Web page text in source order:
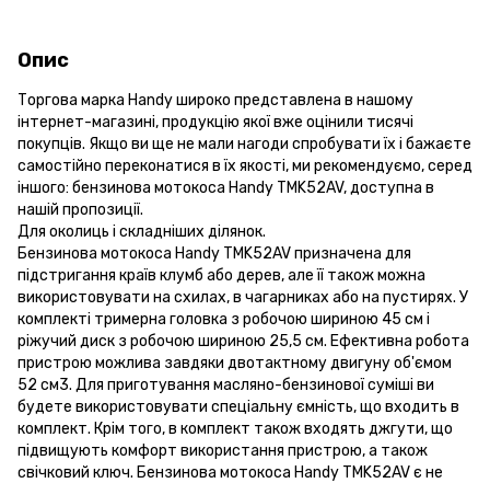
Опис
Торгова марка Handy широко представлена ​​в нашому
інтернет-магазині, продукцію якої вже оцінили тисячі
покупців. Якщо ви ще не мали нагоди спробувати їх і бажаєте
самостійно переконатися в їх якості, ми рекомендуємо, серед
іншого: бензинова мотокоса Handy TMK52AV, доступна в
нашій пропозиції.
Для околиць і складніших ділянок.
Бензинова мотокоса Handy TMK52AV призначена для
підстригання країв клумб або дерев, але її також можна
використовувати на схилах, в чагарниках або на пустирях. У
комплекті тримерна головка з робочою шириною 45 см і
ріжучий диск з робочою шириною 25,5 см. Ефективна робота
пристрою можлива завдяки двотактному двигуну об'ємом
52 см3. Для приготування масляно-бензинової суміші ви
будете використовувати спеціальну ємність, що входить в
комплект. Крім того, в комплект також входять джгути, що
підвищують комфорт використання пристрою, а також
свічковий ключ. Бензинова мотокоса Handy TMK52AV є не